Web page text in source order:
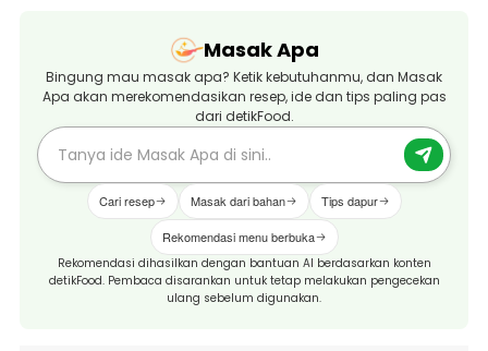
Masak Apa
Bingung mau masak apa? Ketik kebutuhanmu, dan Masak
Apa akan merekomendasikan resep, ide dan tips paling pas
dari detikFood.
Cari resep Masak dari bahan Tips dapur
Rekomendasi menu berbuka
Rekomendasi dihasilkan dengan bantuan AI berdasarkan konten
detikFood. Pembaca disarankan untuk tetap melakukan pengecekan
ulang sebelum digunakan.